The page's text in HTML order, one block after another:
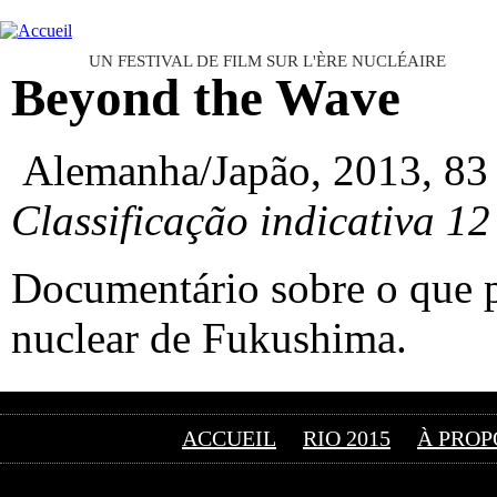
UN FESTIVAL DE FILM SUR L'ÈRE NUCLÉAIRE
Beyond the Wave
Alemanha/Japão, 2013,
Classificação indicativa 12
Documentário sobre o que
nuclear de Fukushima.
ACCUEIL RIO 2015 À